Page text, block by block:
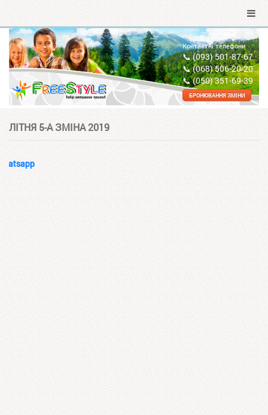
Контактні телефони
📞 (093) 501-87-67
📞 (068) 506-20-20
📞 (050) 351-69-39
БРОНЮВАННЯ ЗМІНИ
ЛІТНЯ 5-А ЗМІНА 2019